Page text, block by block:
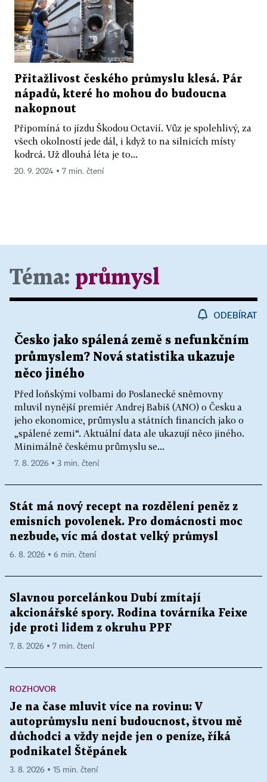
Přitažlivost českého průmyslu klesá. Pár
nápadů, které ho mohou do budoucna
nakopnout
Připomíná to jízdu Škodou Octavií. Vůz je spolehlivý, za
všech okolností jede dál, i když to na silnicích místy
kodrcá. Už dlouhá léta je to...
20. 9. 2024 ▪ 7 min. čtení
Téma: průmysl
ODEBÍRAT
Česko jako spálená země s nefunkčním
průmyslem? Nová statistika ukazuje
něco jiného
Před loňskými volbami do Poslanecké sněmovny
mluvil nynější premiér Andrej Babiš (ANO) o Česku a
jeho ekonomice, průmyslu a státních financích jako o
„spálené zemi“. Aktuální data ale ukazují něco jiného.
Minimálně českému průmyslu se...
7. 8. 2026 ▪ 3 min. čtení
Stát má nový recept na rozdělení peněz z
emisních povolenek. Pro domácnosti moc
nezbude, víc má dostat velký průmysl
6. 8. 2026 ▪ 6 min. čtení
Slavnou porcelánkou Dubí zmítají
akcionářské spory. Rodina továrníka Feixe
jde proti lidem z okruhu PPF
7. 8. 2026 ▪ 7 min. čtení
ROZHOVOR
Je na čase mluvit více na rovinu: V
autoprůmyslu není budoucnost, štvou mě
důchodci a vždy nejde jen o peníze, říká
podnikatel Štěpánek
3. 8. 2026 ▪ 15 min. čtení